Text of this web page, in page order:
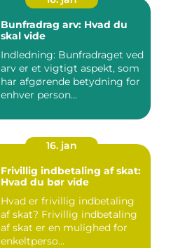
Bunfradrag arv: Hvad du
skal vide
Indledning: Bunfradraget ved
arv er et vigtigt aspekt, som
har afgørende betydning for
enhver person...
16. jan
Frivillig indbetaling af skat:
Hvad du bør vide
Hvad er frivillig indbetaling
af skat? Frivillig indbetaling
af skat er en mulighed for
enkeltperso...